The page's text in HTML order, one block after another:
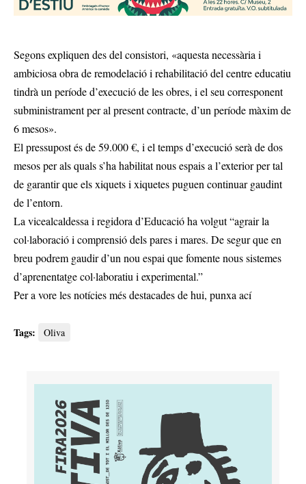
Segons expliquen des del consistori, «aquesta necessària i
ambiciosa obra de remodelació i rehabilitació del centre educatiu
tindrà un període d’execució de les obres, i el seu corresponent
subministrament per al present contracte, d’un període màxim de
6 mesos».
El pressupost és de 59.000 €, i el temps d’execució serà de dos
mesos per als quals s’ha habilitat nous espais a l’exterior per tal
de garantir que els xiquets i xiquetes puguen continuar gaudint
de l’entorn.
La vicealcaldessa i regidora d’Educació ha volgut “agrair la
col·laboració i comprensió dels pares i mares. De segur que en
breu podrem gaudir d’un nou espai que fomente nous sistemes
d’aprenentatge col·laboratiu i experimental.”
Per a vore les notícies més destacades de hui, punxa ací
Tags: Oliva